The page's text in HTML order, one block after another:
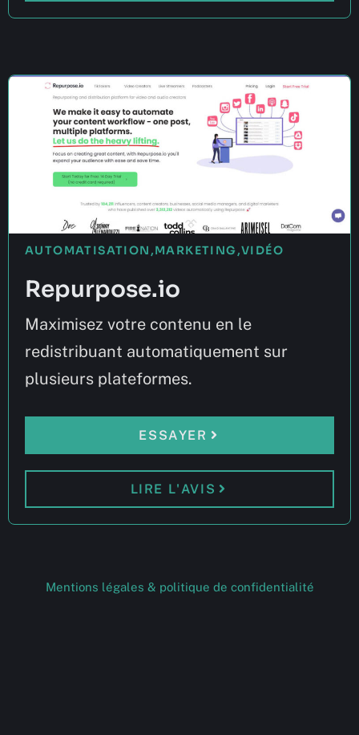
AUTOMATISATION ,MARKETING,VIDÉO
Repurpose.io
Maximisez votre contenu en le
redistribuant automatiquement sur
plusieurs plateformes.
ESSAYER
LIRE L'AVIS
Mentions légales & politique de confidentialité